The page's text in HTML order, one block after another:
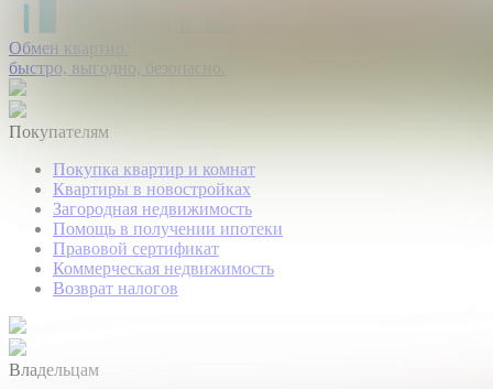
Обмен квартир:
быстро, выгодно, безопасно.
Покупателям
Покупка квартир и комнат
Квартиры в новостройках
Загородная недвижимость
Помощь в получении ипотеки
Правовой сертификат
Коммерческая недвижимость
Возврат налогов
Владельцам